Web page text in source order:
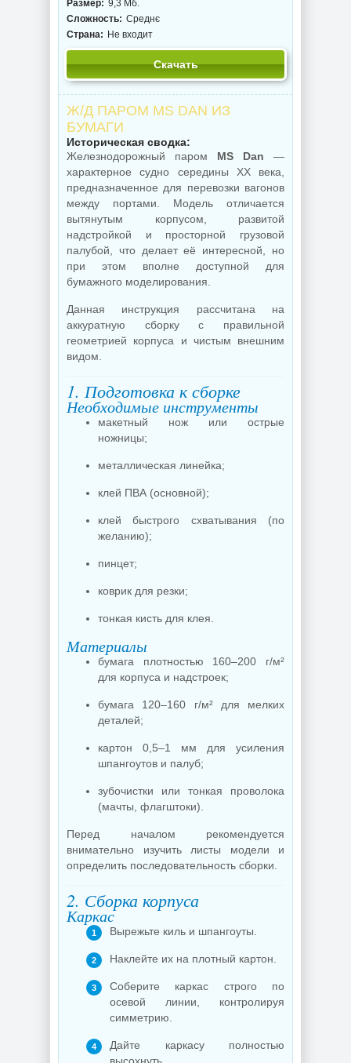
Размер: 9,3 Мб.
Сложность: Среднє
Страна: Не входит
Скачать
Ж/Д ПАРОМ MS DAN ИЗ
БУМАГИ
Историческая сводка:
Железнодорожный паром MS Dan —
характерное судно середины XX века,
предназначенное для перевозки вагонов
между портами. Модель отличается
вытянутым корпусом, развитой
надстройкой и просторной грузовой
палубой, что делает её интересной, но
при этом вполне доступной для
бумажного моделирования.
Данная инструкция рассчитана на
аккуратную сборку с правильной
геометрией корпуса и чистым внешним
видом.
1. Подготовка к сборке
Необходимые инструменты
макетный нож или острые
ножницы;
металлическая линейка;
клей ПВА (основной);
клей быстрого схватывания (по
желанию);
пинцет;
коврик для резки;
тонкая кисть для клея.
Материалы
бумага плотностью 160–200 г/м²
для корпуса и надстроек;
бумага 120–160 г/м² для мелких
деталей;
картон 0,5–1 мм для усиления
шпангоутов и палуб;
зубочистки или тонкая проволока
(мачты, флагштоки).
Перед началом рекомендуется
внимательно изучить листы модели и
определить последовательность сборки.
2. Сборка корпуса
Каркас
Вырежьте киль и шпангоуты.
Наклейте их на плотный картон.
Соберите каркас строго по
осевой линии, контролируя
симметрию.
Дайте каркасу полностью